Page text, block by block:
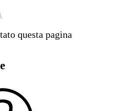
questa pagina